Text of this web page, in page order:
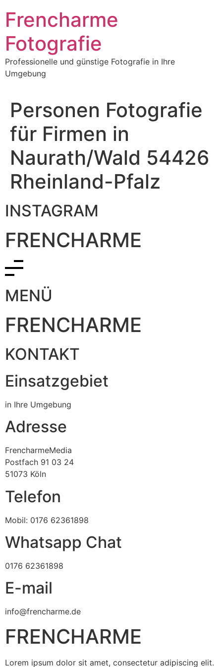
Frencharme
Fotografie
Professionelle und günstige Fotografie in Ihre
Umgebung
Personen Fotografie
für Firmen in
Naurath/Wald 54426
Rheinland-Pfalz
INSTAGRAM
FRENCHARME
MENÜ
FRENCHARME
KONTAKT
Einsatzgebiet
in Ihre Umgebung
Adresse
FrencharmeMedia
Postfach 91 03 24
51073 Köln
Telefon
Mobil: 0176 62361898
Whatsapp Chat
0176 62361898
E-mail
info@frencharme.de
FRENCHARME
Lorem ipsum dolor sit amet, consectetur adipiscing elit.